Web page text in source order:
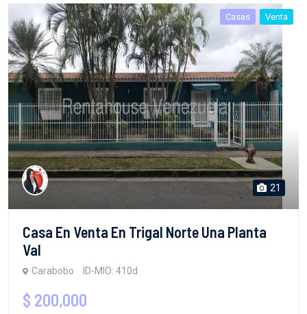
Casas Venta
21
Casa En Venta En Trigal Norte Una Planta
Val
Carabobo ID-MIO: 410d
$ 200,000